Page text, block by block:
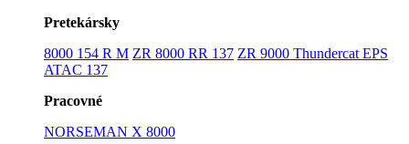
Pretekársky
8000 154 R M ZR 8000 RR 137 ZR 9000 Thundercat EPS
ATAC 137
Pracovné
NORSEMAN X 8000